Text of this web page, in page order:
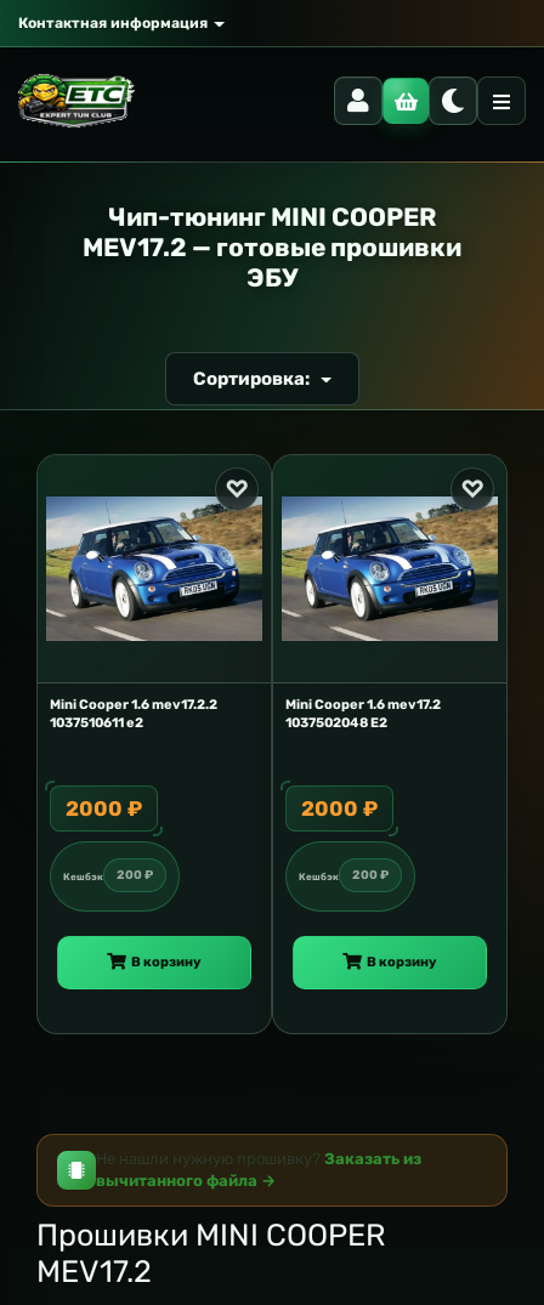
Контактная информация
Чип-тюнинг MINI COOPER
MEV17.2 — готовые прошивки
ЭБУ
Сортировка:
Mini Cooper 1.6 mev17.2.2
1037510611 e2
2000 ₽
Кешбэк 200 ₽
В корзину
Mini Cooper 1.6 mev17.2
1037502048 E2
2000 ₽
Кешбэк 200 ₽
В корзину
Не нашли нужную прошивку? Заказать из
вычитанного файла →
Прошивки MINI COOPER
MEV17.2